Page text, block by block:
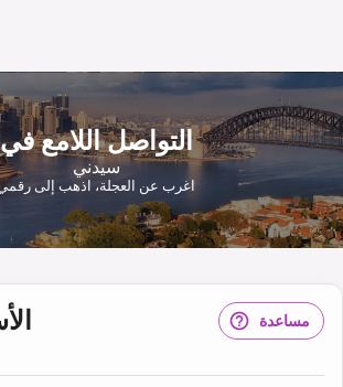
التواصل اللامع في
سيدني
اغرب عن العجلة، اذهب إلى
مساعدة